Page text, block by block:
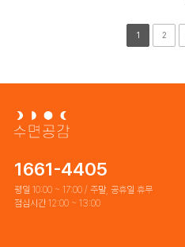
1 2
1661-4405
평일 10:00 ~ 17:00 / 주말, 공휴일 휴무
점심시간 12:00 ~ 13:00